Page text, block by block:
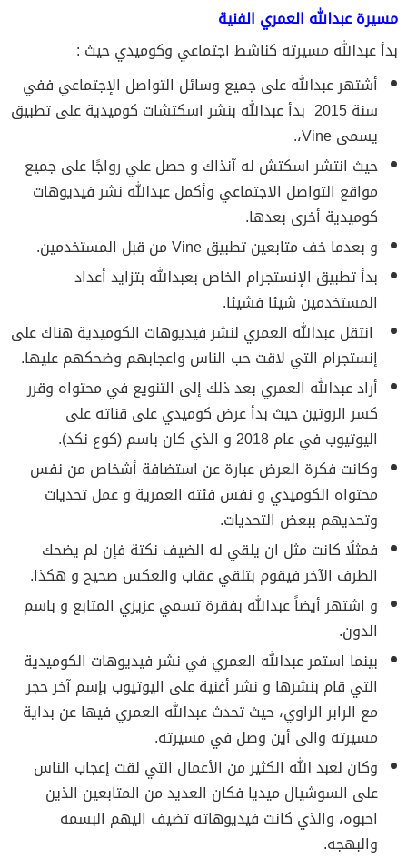
مسيرة عبدالله العمري الفنية
بدأ عبدالله مسيرته كناشط اجتماعي وكوميدي حيث :
أشتهر عبدالله على جميع وسائل التواصل الإجتماعي ففي
سنة 2015 بدأ عبدالله بنشر اسكتشات كوميدية على تطبيق
يسمى Vine،.
حيث انتشر اسكتش له آنذاك و حصل علي رواجًا على جميع
مواقع التواصل الاجتماعي وأكمل عبدالله نشر فيديوهات
كوميدية أخرى بعدها.
و بعدما خف متابعين تطبيق Vine من قبل المستخدمين.
بدأ تطبيق الإنستجرام الخاص بعبدالله بتزايد أعداد
المستخدمين شيئا فشيئا.
انتقل عبدالله العمري لنشر فيديوهات الكوميدية هناك على
إنستجرام التي لاقت حب الناس واعجابهم وضحكهم عليها.
أراد عبدالله العمري بعد ذلك إلى التنويع في محتواه وقرر
كسر الروتين حيث بدأ عرض كوميدي على قناته على
اليوتيوب في عام 2018 و الذي كان باسم (كوع نكد).
وكانت فكرة العرض عبارة عن استضافة أشخاص من نفس
محتواه الكوميدي و نفس فئته العمرية و عمل تحديات
وتحديهم ببعض التحديات.
فمثلًا كانت مثل ان يلقي له الضيف نكتة فإن لم يضحك
الطرف الآخر فيقوم بتلقي عقاب والعكس صحيح و هكذا.
و اشتهر أيضاً عبدالله بفقرة تسمي عزيزي المتابع و باسم
الدون.
بينما استمر عبدالله العمري في نشر فيديوهات الكوميدية
التي قام بنشرها و نشر أغنية على اليوتيوب بإسم آخر حجر
مع الرابر الراوي، حيث تحدث عبدالله العمري فيها عن بداية
مسيرته والى أين وصل في مسيرته.
وكان لعبد الله الكثير من الأعمال التي لقت إعجاب الناس
على السوشيال ميديا فكان العديد من المتابعين الذين
احبوه، والذي كانت فيديوهاته تضيف اليهم البسمه
والبهجه.